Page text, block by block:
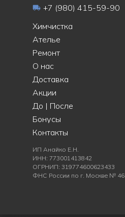
ФНС России по г. Москве № 46
ОГРНИП: 319774600623433
ИП Анайко Е.Н.
ИНН: 773001413842
+7 (980) 415-59-90
Бонусы
Контакты
До | После
Акции
Доставка
О нас
Ремонт
Ателье
Химчистка